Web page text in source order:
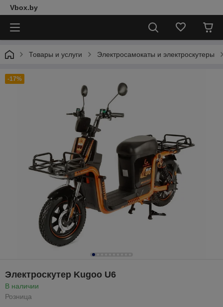
Vbox.by
Товары и услуги Электросамокаты и электроскутеры
-17%
Электроскутер Kugoo U6
В наличии
Розница